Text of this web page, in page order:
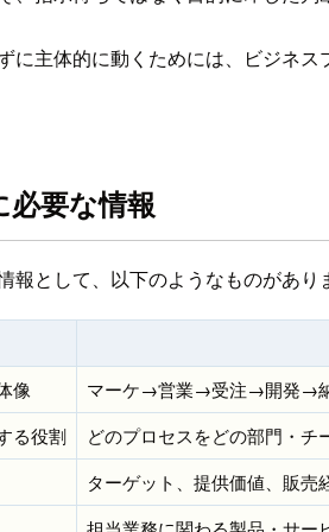
に主体的に動くためには、ビジネ
必要な情報
報として、以下のようなものがあり
像
マーケ→営業→受注→開発→
る役割
どのプロセスをどの部門・
ターゲット、提供価値、販